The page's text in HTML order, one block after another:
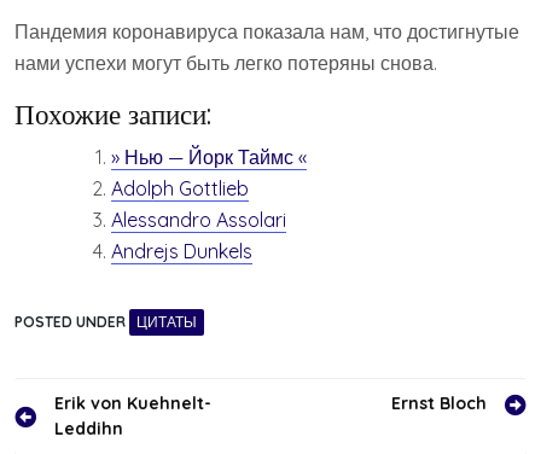
Пандемия коронавируса показала нам, что достигнутые
нами успехи могут быть легко потеряны снова.
Похожие записи:
» Нью — Йорк Таймс «
Adolph Gottlieb
Alessandro Assolari
Andrejs Dunkels
POSTED UNDER ЦИТАТЫ
Навигация
Erik von Kuehnelt-
Leddihn
Ernst Bloch